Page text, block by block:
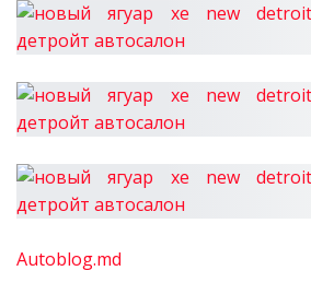
Autoblog.md